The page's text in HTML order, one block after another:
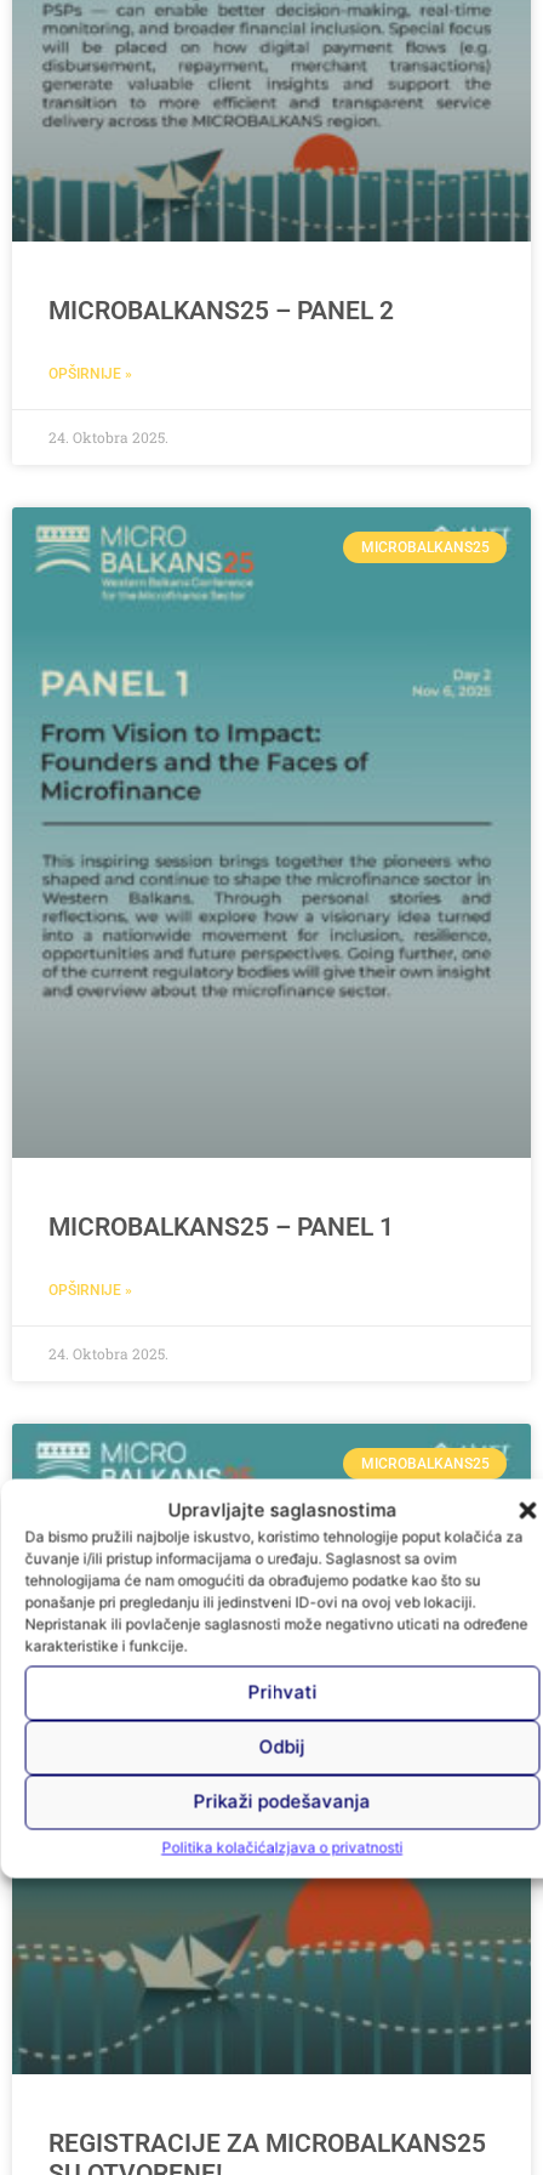
Upravljajte saglasnostima
Da bismo pružili najbolje iskustvo, koristimo tehnologije poput kolačića za
čuvanje i/ili pristup informacijama o uređaju. Saglasnost sa ovim
tehnologijama će nam omogućiti da obrađujemo podatke kao što su
ponašanje pri pregledanju ili jedinstveni ID-ovi na ovoj veb lokaciji.
Nepristanak ili povlačenje saglasnosti može negativno uticati na određene
karakteristike i funkcije.
Prihvati
Odbij
Prikaži podešavanja
Politika kolačićaIzjava o privatnosti
MICROBALKANS25 – PANEL 2
OPŠIRNIJE »
24. Oktobra 2025.
MICROBALKANS25
MICROBALKANS25 – PANEL 1
OPŠIRNIJE »
24. Oktobra 2025.
MICROBALKANS25
REGISTRACIJE ZA MICROBALKANS25